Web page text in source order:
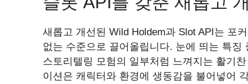
새롭고 개선된 Wild Holdem과 Slot API는 포
없는 수준으로 끌어올립니다. 눈에 띄는 특
스토리텔링 모험의 일부처럼 느껴지는 활기
이션은 캐릭터와 환경에 생동감을 불어넣어